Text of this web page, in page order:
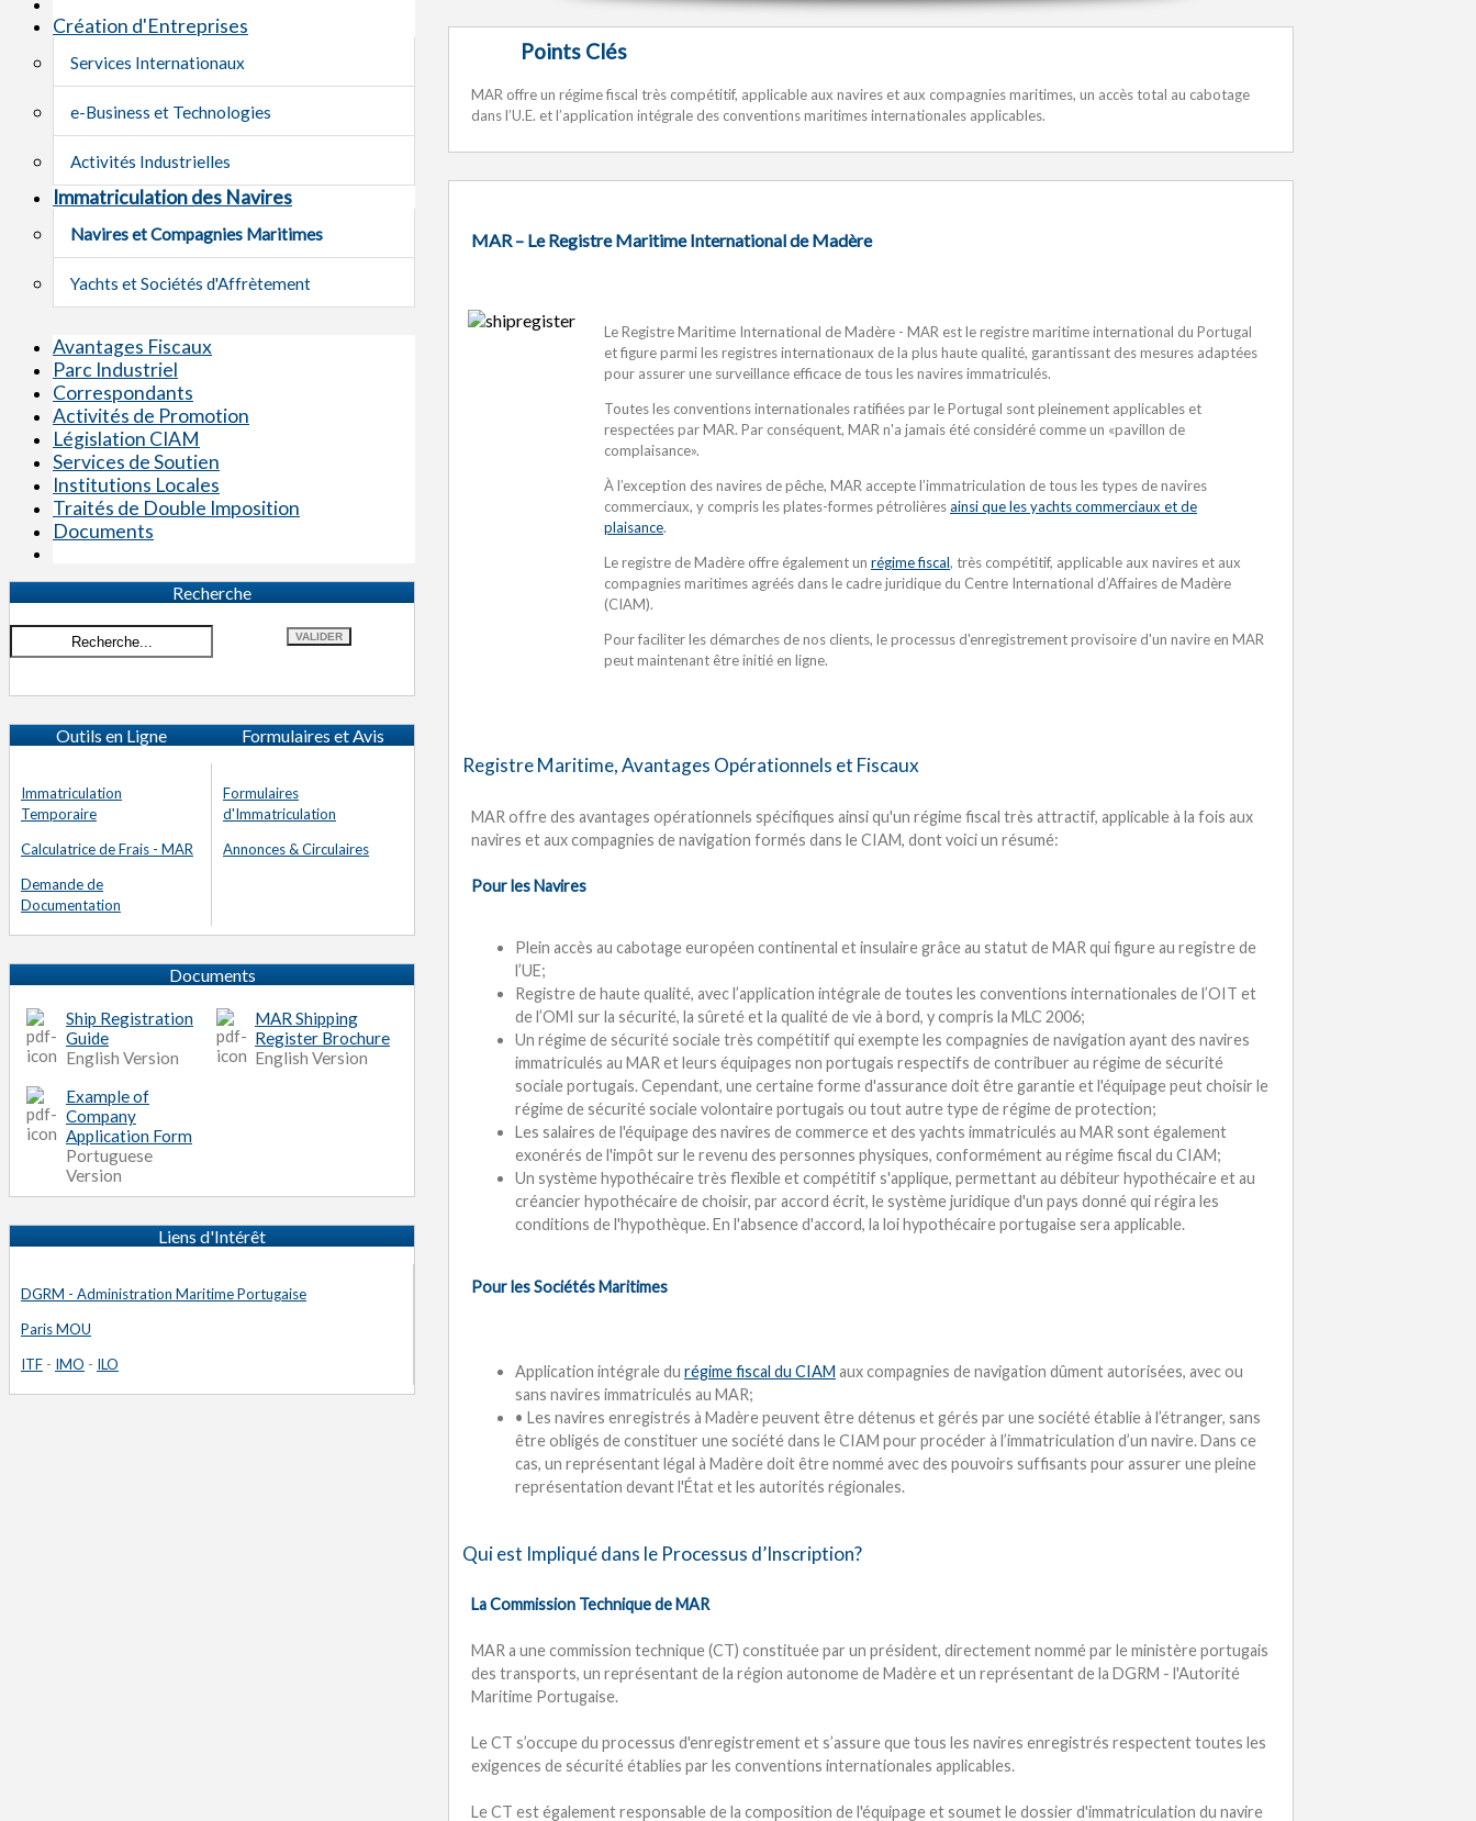
Création d'Entreprises
Services Internationaux
e-Business et Technologies
Activités Industrielles
Immatriculation des Navires
Navires et Compagnies Maritimes
Yachts et Sociétés d'Affrètement
Avantages Fiscaux
Parc Industriel
Correspondants
Activités de Promotion
Législation CIAM
Services de Soutien
Institutions Locales
Traités de Double Imposition
Documents
Recherche
Outils en Ligne Formulaires et Avis
Immatriculation
Temporaire
Calculatrice de Frais - MAR
Demande de
Documentation
Formulaires
d'Immatriculation
Annonces & Circulaires
Documents
Ship Registration
Guide
English Version
MAR Shipping
Register Brochure
English Version
Example of
Company
Application Form
Portuguese
Version
Liens d'Intérêt
DGRM - Administration Maritime Portugaise
Paris MOU
ITF - IMO - ILO
Points Clés
MAR offre un régime fiscal très compétitif, applicable aux navires et aux compagnies maritimes, un accès total au cabotage
dans l’U.E. et l’application intégrale des conventions maritimes internationales applicables.
MAR – Le Registre Maritime International de Madère
Le Registre Maritime International de Madère - MAR est le registre maritime international du Portugal
et figure parmi les registres internationaux de la plus haute qualité, garantissant des mesures adaptées
pour assurer une surveillance efficace de tous les navires immatriculés.
Toutes les conventions internationales ratifiées par le Portugal sont pleinement applicables et
respectées par MAR. Par conséquent, MAR n'a jamais été considéré comme un «pavillon de
complaisance».
À l’exception des navires de pêche, MAR accepte l’immatriculation de tous les types de navires
commerciaux, y compris les plates-formes pétrolièresainsi que les yachts commerciaux et de
plaisance.
Le registre de Madère offre également un régime fiscal, très compétitif, applicable aux navires et aux
compagnies maritimes agréés dans le cadre juridique du Centre International d’Affaires de Madère
(CIAM).
Pour faciliter les démarches de nos clients, le processus d'enregistrement provisoire d'un navire en MAR
peut maintenant être initié en ligne.
Registre Maritime, Avantages Opérationnels et Fiscaux
MAR offre des avantages opérationnels spécifiques ainsi qu'un régime fiscal très attractif, applicable à la fois aux
navires et aux compagnies de navigation formés dans le CIAM, dont voici un résumé:
Pour les Navires
Plein accès au cabotage européen continental et insulaire grâce au statut de MAR qui figure au registre de
l’UE;
Registre de haute qualité, avec l’application intégrale de toutes les conventions internationales de l’OIT et
de l’OMI sur la sécurité, la sûreté et la qualité de vie à bord, y compris la MLC 2006;
Un régime de sécurité sociale très compétitif qui exempte les compagnies de navigation ayant des navires
immatriculés au MAR et leurs équipages non portugais respectifs de contribuer au régime de sécurité
sociale portugais. Cependant, une certaine forme d'assurance doit être garantie et l'équipage peut choisir le
régime de sécurité sociale volontaire portugais ou tout autre type de régime de protection;
Les salaires de l'équipage des navires de commerce et des yachts immatriculés au MAR sont également
exonérés de l'impôt sur le revenu des personnes physiques, conformément au régime fiscal du CIAM;
Un système hypothécaire très flexible et compétitif s'applique, permettant au débiteur hypothécaire et au
créancier hypothécaire de choisir, par accord écrit, le système juridique d'un pays donné qui régira les
conditions de l'hypothèque. En l'absence d'accord, la loi hypothécaire portugaise sera applicable.
Pour les Sociétés Maritimes
Application intégrale du régime fiscal du CIAM aux compagnies de navigation dûment autorisées, avec ou
sans navires immatriculés au MAR;
• Les navires enregistrés à Madère peuvent être détenus et gérés par une société établie à l’étranger, sans
être obligés de constituer une société dans le CIAM pour procéder à l’immatriculation d’un navire. Dans ce
cas, un représentant légal à Madère doit être nommé avec des pouvoirs suffisants pour assurer une pleine
représentation devant l'État et les autorités régionales.
Qui est Impliqué dans le Processus d’Inscription?
La Commission Technique de MAR
MAR a une commission technique (CT) constituée par un président, directement nommé par le ministère portugais
des transports, un représentant de la région autonome de Madère et un représentant de la DGRM - l'Autorité
Maritime Portugaise.
Le CT s’occupe du processus d'enregistrement et s’assure que tous les navires enregistrés respectent toutes les
exigences de sécurité établies par les conventions internationales applicables.
Le CT est également responsable de la composition de l'équipage et soumet le dossier d'immatriculation du navire